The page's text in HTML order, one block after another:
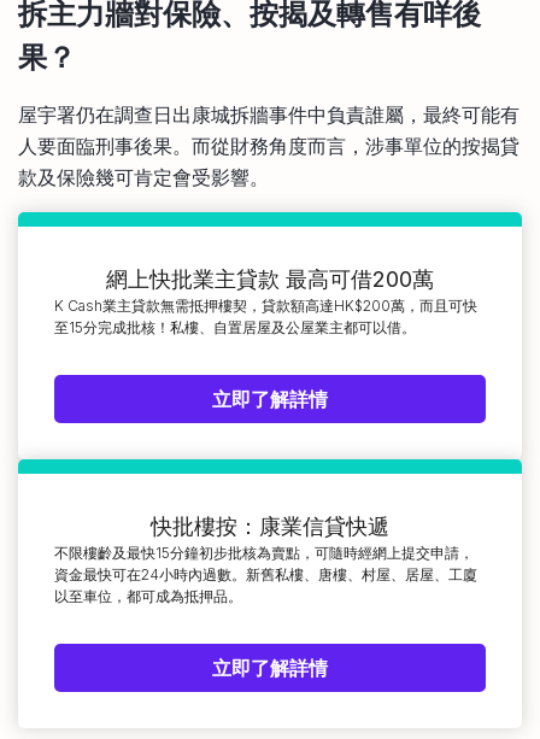
拆主力牆對保險、按揭及轉售有咩後
果？
屋宇署仍在調查日出康城拆牆事件中負責誰屬，最終可能有
人要面臨刑事後果。而從財務角度而言，涉事單位的按揭貸
款及保險幾可肯定會受影響。
網上快批業主貸款 最高可借200萬
K Cash業主貸款無需抵押樓契，貸款額高達HK$200萬，而且可快
至15分完成批核！私樓、自置居屋及公屋業主都可以借。
立即了解詳情
快批樓按：康業信貸快遞
不限樓齡及最快15分鐘初步批核為賣點，可隨時經網上提交申請，
資金最快可在24小時內過數。新舊私樓、唐樓、村屋、居屋、工廈
以至車位，都可成為抵押品。
立即了解詳情